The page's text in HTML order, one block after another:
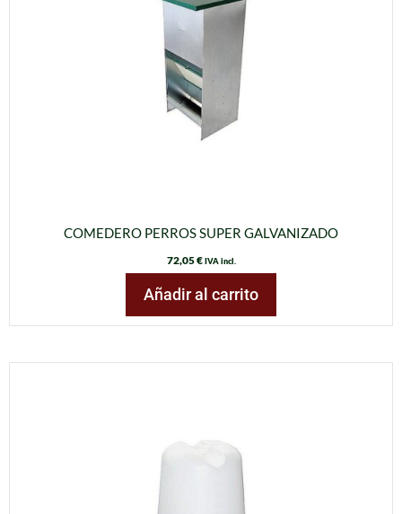
COMEDERO PERROS SUPER GALVANIZADO
72,05€ IVA incl.
Añadir al carrito